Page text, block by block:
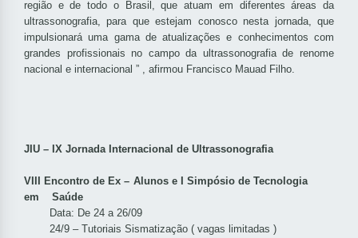
região e de todo o Brasil, que atuam em diferentes áreas da
ultrassonografia, para que estejam conosco nesta jornada, que
impulsionará uma gama de atualizações e conhecimentos com
grandes profissionais no campo da ultrassonografia de renome
nacional e internacional ” , afirmou Francisco Mauad Filho.
JIU – IX Jornada Internacional de Ultrassonografia
VIII Encontro de Ex – Alunos e I Simpósio de Tecnologia
em Saúde
Data: De 24 a 26/09
24/9 – Tutoriais Sismatização ( vagas limitadas )